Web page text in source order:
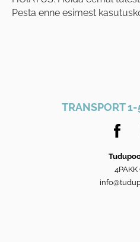
Pesta enne esimest
TRANSPORT 1-
4PAKK